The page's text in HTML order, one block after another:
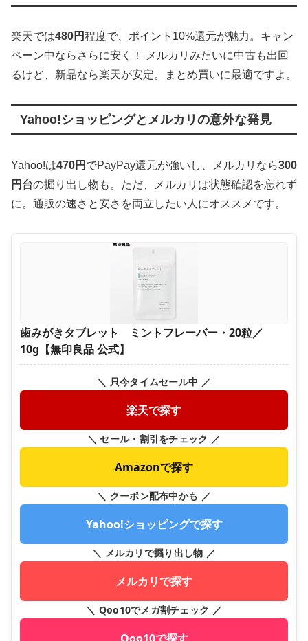
楽天では480円程度で、ポイント10%還元が魅力。キャン
ペーン中ならさらに安く！ メルカリみたいに中古も出回
るけど、新品なら楽天が安定。まとめ買いに最適ですよ。
Yahoo!ショッピングとメルカリの意外な発見
Yahoo!は470円 でPayPay還元が強いし、メルカリなら300
円台の掘り出し物も。ただ、メルカリは状態確認を忘れず
に。通販の速さと安さを両立したい人にオススメです。
歯みがきタブレット ミントフレーバー・20粒／
10g【無印良品 公式】
＼ 只今タイムセール中 ／
楽天で探す
＼ セール・割引をチェック ／
Amazonで探す
＼ クーポン配布中かも ／
Yahoo!ショッピングで探す
＼ メルカリで掘り出し物 ／
メルカリで探す
＼ Qoo10でメガ割チェック ／